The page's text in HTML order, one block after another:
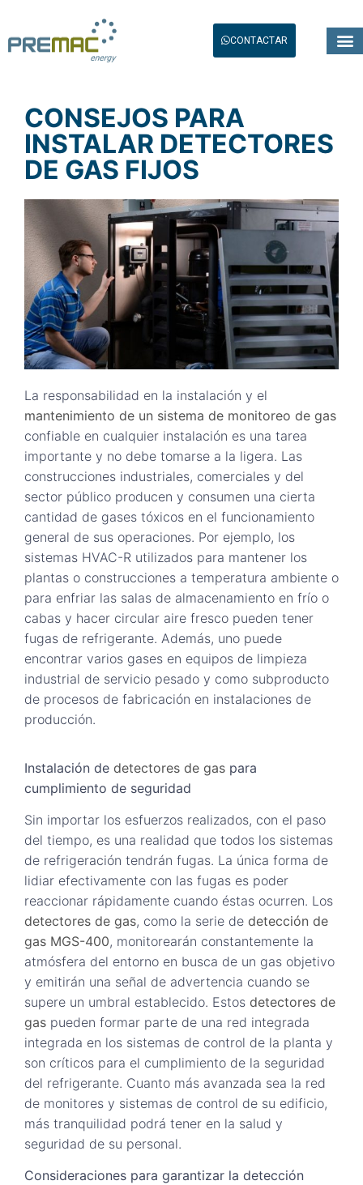
CONTACTAR
CONSEJOS PARA
INSTALAR DETECTORES
DE GAS FIJOS
La responsabilidad en la instalación y el
mantenimiento de un sistema de monitoreo de gas
confiable en cualquier instalación es una tarea
importante y no debe tomarse a la ligera. Las
construcciones industriales, comerciales y del
sector público producen y consumen una cierta
cantidad de gases tóxicos en el funcionamiento
general de sus operaciones. Por ejemplo, los
sistemas HVAC-R utilizados para mantener los
plantas o construcciones a temperatura ambiente o
para enfriar las salas de almacenamiento en frío o
cabas y hacer circular aire fresco pueden tener
fugas de refrigerante. Además, uno puede
encontrar varios gases en equipos de limpieza
industrial de servicio pesado y como subproducto
de procesos de fabricación en instalaciones de
producción.
Instalación de detectores de gas para
cumplimiento de seguridad
Sin importar los esfuerzos realizados, con el paso
del tiempo, es una realidad que todos los sistemas
de refrigeración tendrán fugas. La única forma de
lidiar efectivamente con las fugas es poder
reaccionar rápidamente cuando éstas ocurren. Los
detectores de gas, como la serie de detección de
gas MGS-400, monitorearán constantemente la
atmósfera del entorno en busca de un gas objetivo
y emitirán una señal de advertencia cuando se
supere un umbral establecido. Estos detectores de
gas pueden formar parte de una red integrada
integrada en los sistemas de control de la planta y
son críticos para el cumplimiento de la seguridad
del refrigerante. Cuanto más avanzada sea la red
de monitores y sistemas de control de su edificio,
más tranquilidad podrá tener en la salud y
seguridad de su personal.
Consideraciones para garantizar la detección